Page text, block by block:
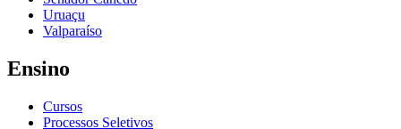
Uruaçu
Valparaíso
Ensino
Cursos
Processos Seletivos